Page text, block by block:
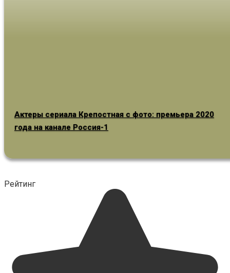
Актеры сериала Крепостная с фото: премьера 2020
года на канале Россия-1
Рейтинг